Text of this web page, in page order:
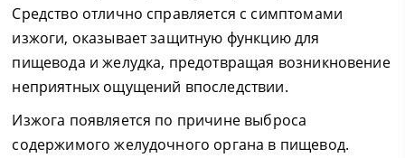
Средство отлично справляется с симптомами
изжоги, оказывает защитную функцию для
пищевода и желудка, предотвращая возникновение
неприятных ощущений впоследствии.
Изжога появляется по причине выброса
содержимого желудочного органа в пищевод.